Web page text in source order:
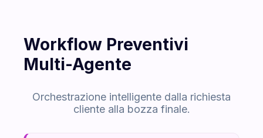
Workflow Preventivi
Multi-Agente
Orchestrazione intelligente dalla richiesta
cliente alla bozza finale.